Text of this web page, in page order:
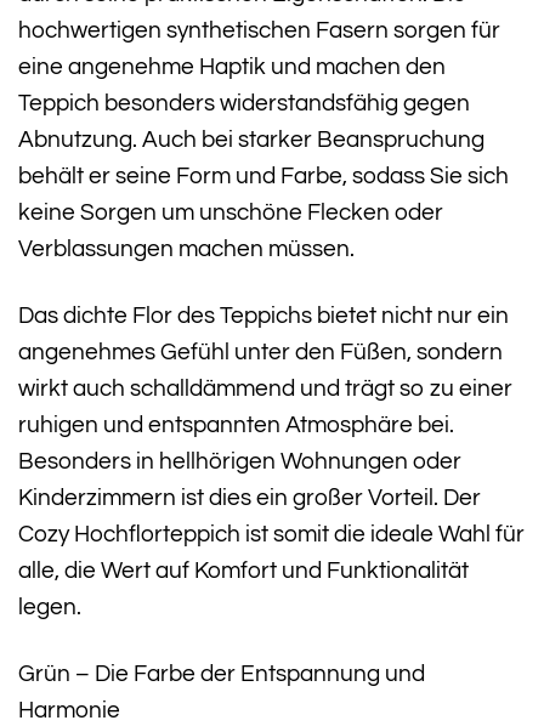
hochwertigen synthetischen Fasern sorgen für
eine angenehme Haptik und machen den
Teppich besonders widerstandsfähig gegen
Abnutzung. Auch bei starker Beanspruchung
behält er seine Form und Farbe, sodass Sie sich
keine Sorgen um unschöne Flecken oder
Verblassungen machen müssen.
Das dichte Flor des Teppichs bietet nicht nur ein
angenehmes Gefühl unter den Füßen, sondern
wirkt auch schalldämmend und trägt so zu einer
ruhigen und entspannten Atmosphäre bei.
Besonders in hellhörigen Wohnungen oder
Kinderzimmern ist dies ein großer Vorteil. Der
Cozy Hochflorteppich ist somit die ideale Wahl für
alle, die Wert auf Komfort und Funktionalität
legen.
Grün – Die Farbe der Entspannung und
Harmonie